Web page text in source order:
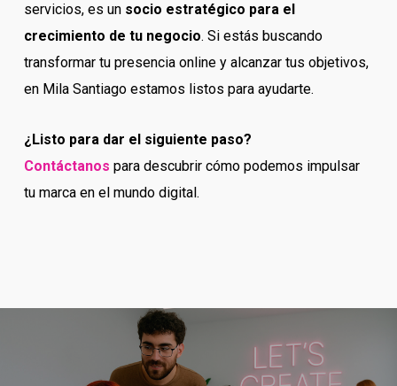
servicios, es unsocio estratégico para el
crecimiento de tu negocio. Si estás buscando
transformar tu presencia online y alcanzar tus objetivos,
en Mila Santiago estamos listos para ayudarte.
¿Listo para dar el siguiente paso?
Contáctanos para descubrir cómo podemos impulsar
tu marca en el mundo digital.